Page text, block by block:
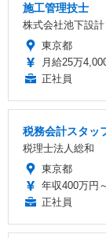
施工管理技士
株式会社池下設計
東京都
月給25万
正社員
税務会計スタッ
税理士法人総和
東京都
年収400万円
正社員